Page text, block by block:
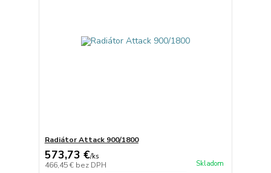
Radiátor Attack 900/1800
573,73 €/ks
466,45 € bez DPH Skladom